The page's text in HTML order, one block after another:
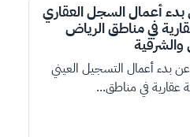
أعمال السجل العقاري
عقارية في مناطق الرياض
عن بدء أعمال التسجيل العيني